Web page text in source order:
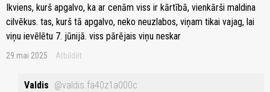
Ikviens, kurš apgalvo, ka ar cenām viss ir kārtībā, vienkārši maldina
cilvēkus. tas, kurš tā apgalvo, neko neuzlabos, viņam tikai vajag, lai
viņu ievēlētu 7. jūnijā. viss pārējais viņu neskar
29.mai 2025 Atbildēt
Valdis @valdis.fa40z1a000c